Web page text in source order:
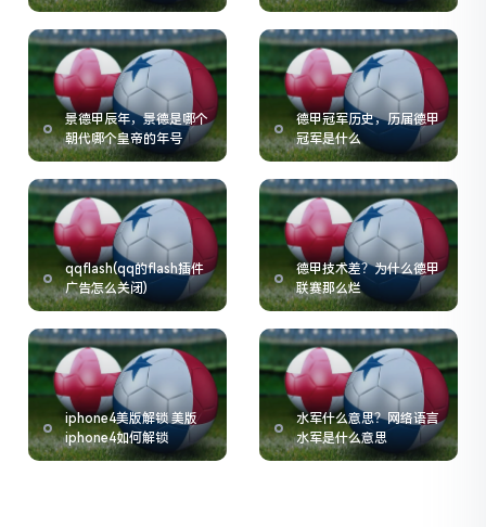
榜)
景德甲辰年，景德是哪个
朝代哪个皇帝的年号
德甲冠军历史，历届德甲
冠军是什么
qqflash(qq的flash插件
广告怎么关闭)
德甲技术差？为什么德甲
联赛那么烂
iphone4美版解锁 美版
iphone4如何解锁
水军什么意思？网络语言
水军是什么意思